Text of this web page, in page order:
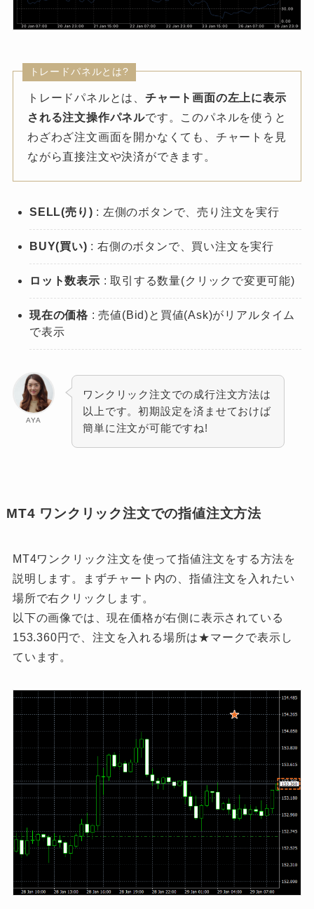
トレードパネルとは?
トレードパネルとは、 チャート画面の左上に表示
される注文操作パネルです。このパネルを使うと
わざわざ注文画面を開かなくても、チャートを見
ながら直接注文や決済ができます。
SELL(売り) : 左側のボタンで、売り注文を実行
BUY(買い) : 右側のボタンで、買い注文を実行
ロット数表示 : 取引する数量(クリックで変更可能)
現在の価格 : 売値(Bid)と買値(Ask)がリアルタイム
で表示
AYA
ワンクリック注文での成行注文方法は
以上です。初期設定を済ませておけば
簡単に注文が可能ですね!
MT4 ワンクリック注文での指値注文方法
MT4ワンクリック注文を使って指値注文をする方法を
説明します。まずチャート内の、指値注文を入れたい
場所で右クリックします。
以下の画像では、現在価格が右側に表示されている
153.360円で、注文を入れる場所は★マークで表示し
ています。